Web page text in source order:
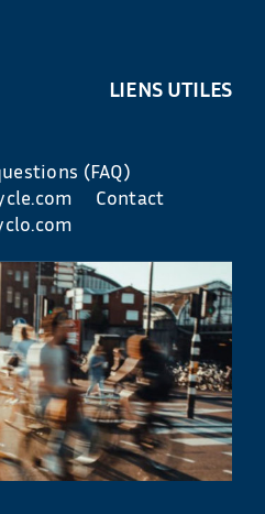
LIENS UTILES
(FAQ)
Contact